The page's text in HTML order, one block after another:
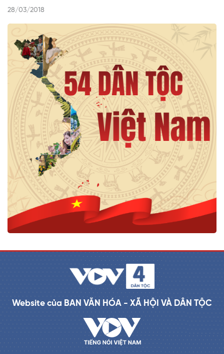
28/03/2018
Website của BAN VĂN HÓA - XÃ HỘI VÀ DÂN TỘC